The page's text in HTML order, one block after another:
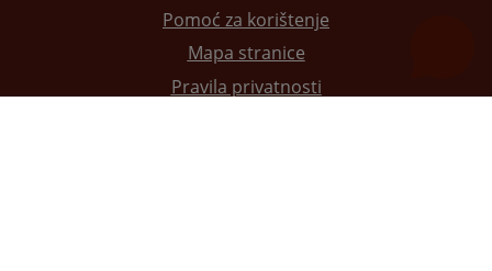
Pomoć za korištenje
Mapa stranice
Pravila privatnosti